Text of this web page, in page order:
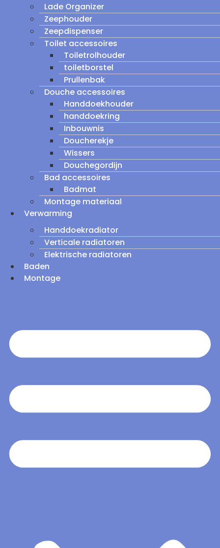
Lade Organizer
Zeephouder
Zeepdispenser
Toilet accessoires
Toiletrolhouder
toiletborstel
Prullenbak
Douche accessoires
Handdoekhouder
handdoekring
Inbouwnis
Doucherekje
Wissers
Douchegordijn
Bad accessoires
Badmat
Montage materiaal
Verwarming
Handdoekradiator
Verticale radiatoren
Elektrische radiatoren
Baden
Montage